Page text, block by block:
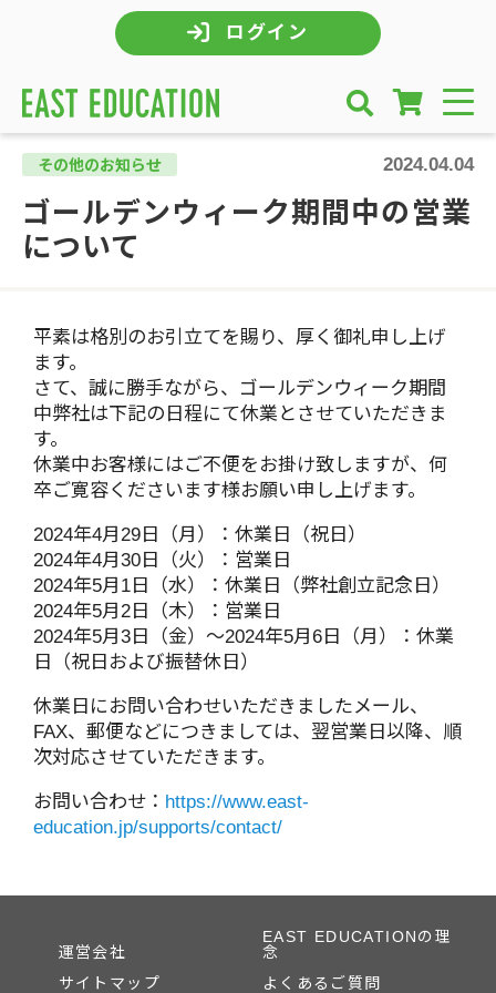
ログイン
その他のお知らせ 2024.04.04
ゴールデンウィーク期間中の営業
について
平素は格別のお引立てを賜り、厚く御礼申し上げ
ます。
さて、誠に勝手ながら、ゴールデンウィーク期間
中弊社は下記の日程にて休業とさせていただきま
す。
休業中お客様にはご不便をお掛け致しますが、何
卒ご寛容くださいます様お願い申し上げます。
2024年4月29日（月）：休業日（祝日）
2024年4月30日（火）：営業日
2024年5月1日（水）：休業日（弊社創立記念日）
2024年5月2日（木）：営業日
2024年5月3日（金）～2024年5月6日（月）：休業
日（祝日および振替休日）
休業日にお問い合わせいただきましたメール、
FAX、郵便などにつきましては、翌営業日以降、順
次対応させていただきます。
お問い合わせ： https://www.east-
education.jp/supports/contact/
運営会社
EAST EDUCATIONの理
念
サイトマップ
よくあるご質問